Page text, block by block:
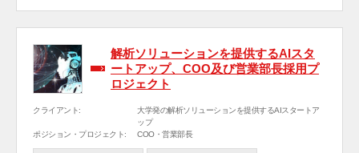
解析ソリューションを提供するAIスタ
ートアップ、COO及び営業部長採用プ
ロジェクト
クライアント:
大学発の解析ソリューションを提供するAIスタートア
ップ
ポジション・プロジェクト:
COO・営業部長